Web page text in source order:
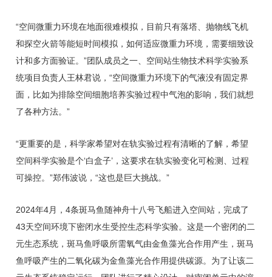
“空间微重力环境在地面很难模拟，目前只有落塔、抛物线飞机
和探空火箭等能短时间模拟，如何适应微重力环境，需要细致设
计和多方面验证。”团队成员之一、空间站生物技术科学实验系
统项目负责人王林君说，“空间微重力环境下的气液没有固定界
面，比如为排除空间细胞培养实验过程中气泡的影响，我们就想
了各种方法。”
“更重要的是，科学家希望对在轨实验过程有清晰的了解，希望
空间科学实验是个‘白盒子’，这要求在轨实验变化可检测、过程
可操控。”郑伟波说，“这也是巨大挑战。”
2024年4月，4条斑马鱼随神舟十八号飞船进入空间站，完成了
43天空间环境下密闭水生受控生态科学实验。这是一个密闭的二
元生态系统，斑马鱼呼吸所需氧气由金鱼藻光合作用产生，斑马
鱼呼吸产生的二氧化碳为金鱼藻光合作用提供碳源。为了让该二